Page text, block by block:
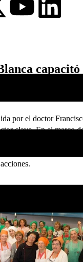
capacitó
por el doctor
clave. En el marco
dos Cursos, que
se comparten